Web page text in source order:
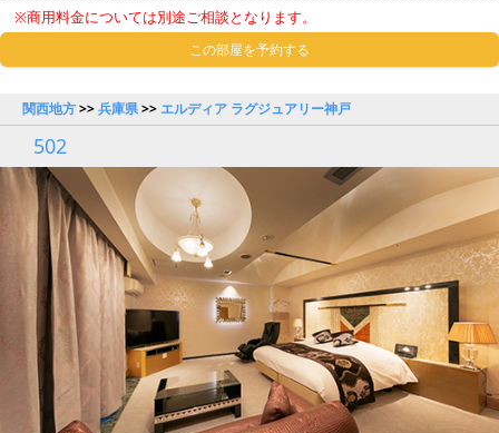
※商用料金については別途ご相談となります。
この部屋を予約する
関西地方>>兵庫県>> エルディア ラグジュアリー神戸
502